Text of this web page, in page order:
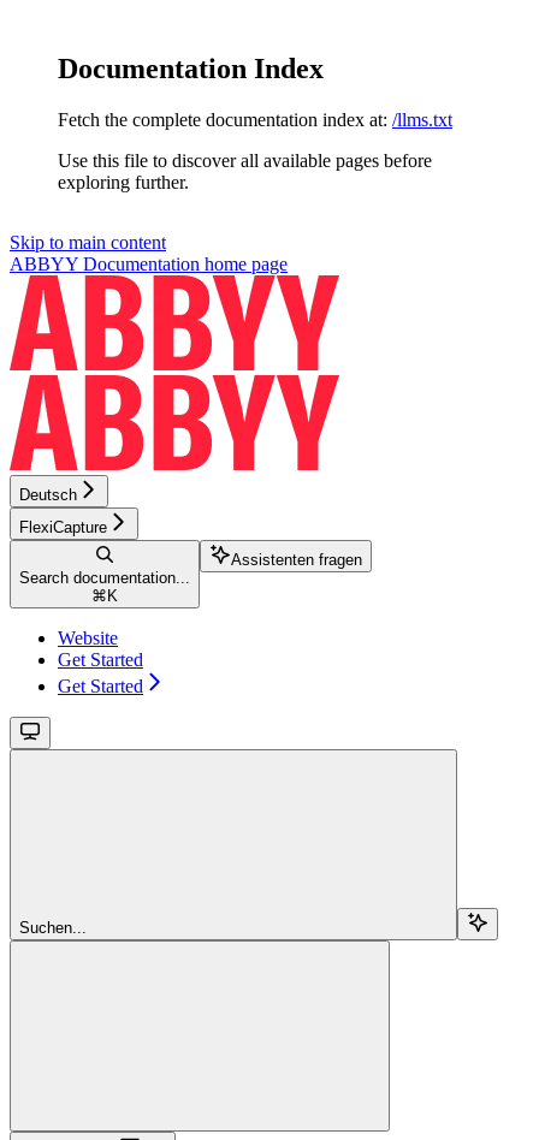
Documentation Index
Fetch the complete documentation index at: /llms.txt
Use this file to discover all available pages before
exploring further.
Skip to main content
ABBYY Documentation home page
Deutsch
FlexiCapture
Search documentation...
⌘ K
Assistenten fragen
Website
Get Started
Get Started
Suchen...